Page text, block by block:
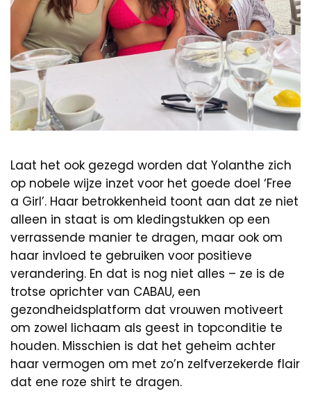
Laat het ook gezegd worden dat Yolanthe zich
op nobele wijze inzet voor het goede doel ‘Free
a Girl’. Haar betrokkenheid toont aan dat ze niet
alleen in staat is om kledingstukken op een
verrassende manier te dragen, maar ook om
haar invloed te gebruiken voor positieve
verandering. En dat is nog niet alles – ze is de
trotse oprichter van CABAU, een
gezondheidsplatform dat vrouwen motiveert
om zowel lichaam als geest in topconditie te
houden. Misschien is dat het geheim achter
haar vermogen om met zo’n zelfverzekerde flair
dat ene roze shirt te dragen.